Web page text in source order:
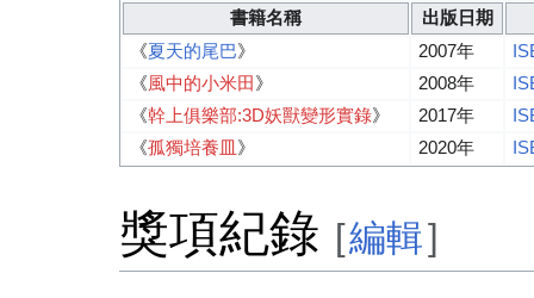
書籍名稱
出版日期
《夏天的尾巴》 2007年
《風中的小米田》 2008年
《幹上俱樂部:3D妖獸變形實錄》 2017年
《孤獨培養皿 》 2020年
獎項紀錄 [編輯]